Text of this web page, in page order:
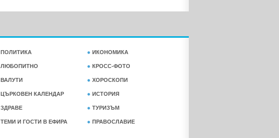
ПОЛИТИКА ИКОНОМИКА
ЛЮБОПИТНО КРОСС-ФОТО
ВАЛУТИ ХОРОСКОПИ
ЦЪРКОВЕН КАЛЕНДАР ИСТОРИЯ
ЗДРАВЕ ТУРИЗЪМ
ТЕМИ И ГОСТИ В ЕФИРА ПРАВОСЛАВИЕ